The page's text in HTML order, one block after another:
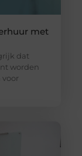
met
dat
worden
voor